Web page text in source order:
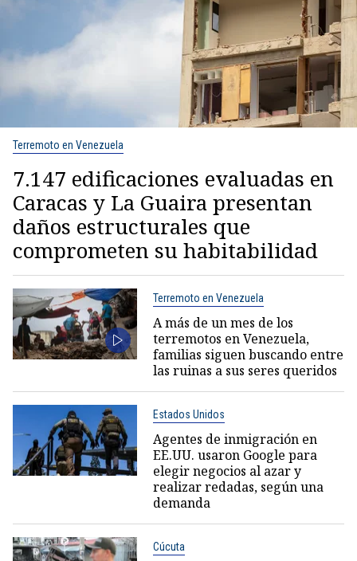
Terremoto en Venezuela
7.147 edificaciones evaluadas en
Caracas y La Guaira presentan
daños estructurales que
comprometen su habitabilidad
Terremoto en Venezuela
A más de un mes de los
terremotos en Venezuela,
familias siguen buscando entre
las ruinas a sus seres queridos
Estados Unidos
Agentes de inmigración en
EE.UU. usaron Google para
elegir negocios al azar y
realizar redadas, según una
demanda
Cúcuta